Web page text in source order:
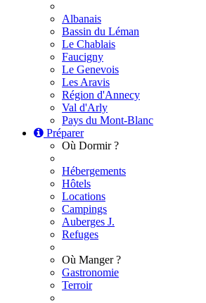
Albanais
Bassin du Léman
Le Chablais
Faucigny
Le Genevois
Les Aravis
Région d'Annecy
Val d'Arly
Pays du Mont-Blanc
Préparer
Où Dormir ?
Hébergements
Hôtels
Locations
Campings
Auberges J.
Refuges
Où Manger ?
Gastronomie
Terroir